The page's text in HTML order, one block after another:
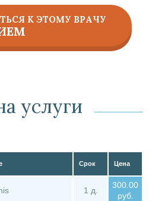
К ЭТОМУ ВРАЧУ
услуги
Срок Цена
1 д.
300.00
руб.